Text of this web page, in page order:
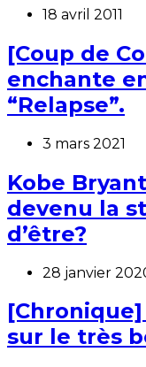
18 avril 2011
[Coup de
enchante
“Relapse”.
3 mars 2021
Kobe
devenu la
d’être?
28 janvier
[Chronique]
sur le très